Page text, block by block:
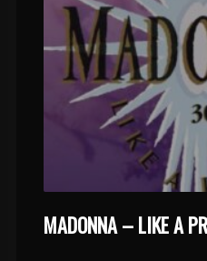
MADONNA – LIKE A